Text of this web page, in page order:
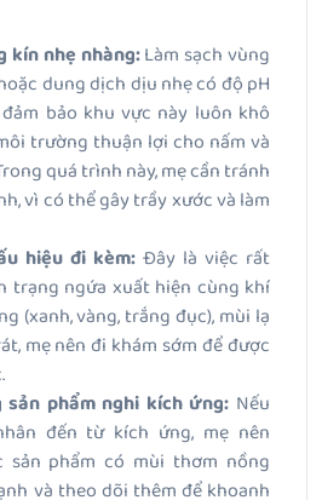
kín nhẹ nhàng:Làm sạch vùng
dung dịch dịu nhẹ có độ pH
bảo khu vực này luôn khô
trường thuận lợi cho nấm và
quá trình này, mẹ cần tránh
vì có thể gây trầy xước và làm
hiệu đi kèm: Đây là việc rất
trạng ngứa xuất hiện cùng khí
(xanh, vàng, trắng đục), mùi lạ
mẹ nên đi khám sớm để được
phẩm nghi kích ứng: Nếu
đến từ kích ứng, mẹ nên
sản phẩm có mùi thơm nồng
và theo dõi thêm để khoanh